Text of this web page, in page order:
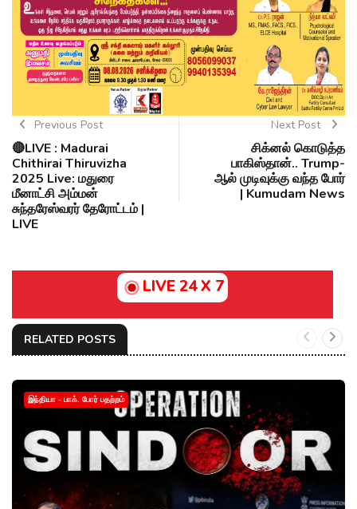
Previous Post
🔴LIVE : Madurai
Chithirai Thiruvizha
2025 Live: மதுரை
மீனாட்சி அம்மன்
சுந்தரேஸ்வரர் தேரோட்டம் |
LIVE
Next Post
சிக்னல் கொடுத்த
பாகிஸ்தான்.. Trump-
ஆல் முடிவுக்கு வந்த போர்
| Kumudam News
LIVE 24 X 7
RELATED POSTS
இந்தியா - பாக். போர் பதற்றம்